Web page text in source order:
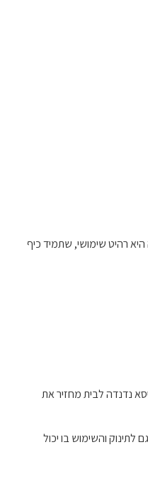
רהיט שימושי, שתמיד כיף
נדנדה לבית מחזיר את
לתינוק והשימוש בו יכול